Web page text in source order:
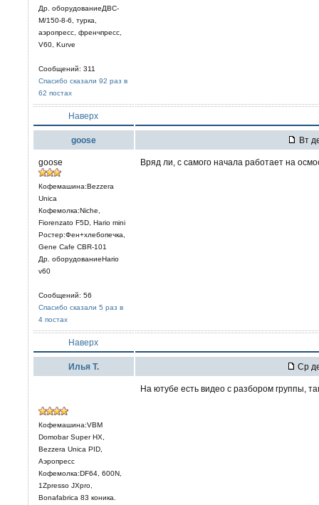
Др. оборудованиеДВС-
М/150-8-6, турка,
аэропресс, френчпресс,
V60, Kurve
Сообщений: 311
Спасибо сказали 92 раз в
62 постах
Наверх
goose Вт
goose
Кофемашина:Bezzera
Unica
Кофемолка:Niche,
Fiorenzato F5D, Hario mini
Ростер:Фен+хлебопечка,
Gene Cafe CBR-101
Др. оборудованиеHario
v60
Сообщений: 56
Спасибо сказали 5 раз в
4 постах
Вряд ли, с самого начала работает на
Наверх
Илья Т. Ср
Кофемашина:VBM
Domobar Super HX,
Bezzera Unica PID,
Аэропресс
Кофемолка:DF64, 600N,
1Zpresso JXpro,
Bonafabrica 83 коника.
На ютубе есть видео с разбором группы,